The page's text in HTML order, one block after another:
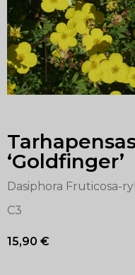
‘Goldfinger’
Dasiphora Fruticosa-
C3
15,90 €